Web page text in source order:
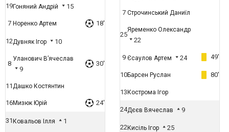
19Гоняний Андрій 15
7 Норенко Артем 18'
12Дувняк Ігор 10
8
Уланович В’ячеслав
9
30'
11Дашко Костянтин
16Мизюк Юрій 24'
31 Ковальов Ілля 1
7 Строчинський Даниїл
25
Яременко Олександр
22
9 Єсаулов Артем 24 49'
10Барсен Руслан 80'
13 Кострома Ігор
24Дєєв Вячеслав 9
22Кисіль Ігор 25